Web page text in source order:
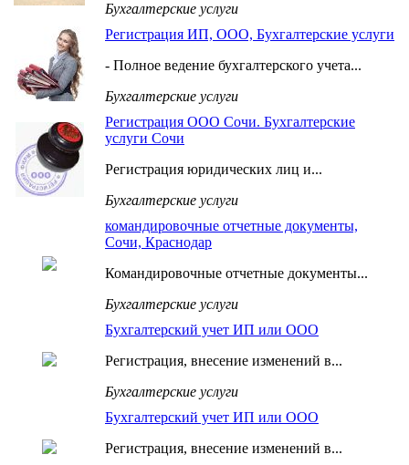
Бухгалтерские услуги
Регистрация ИП, ООО, Бухгалтерские услуги
- Полное ведение бухгалтерского учета...
Бухгалтерские услуги
Регистрация ООО Сочи. Бухгалтерские
услуги Сочи
Регистрация юридических лиц и...
Бухгалтерские услуги
командировочные отчетные документы,
Сочи, Краснодар
Командировочные отчетные документы...
Бухгалтерские услуги
Бухгалтерский учет ИП или ООО
Регистрация, внесение изменений в...
Бухгалтерские услуги
Бухгалтерский учет ИП или ООО
Регистрация, внесение изменений в...